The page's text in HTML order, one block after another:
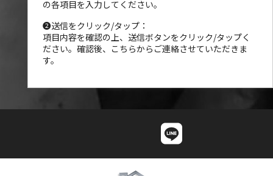
の各項目を入力してください。
❷送信をクリック/タップ：
項目内容を確認の上、送信ボタンをクリック/タップく
ださい。確認後、こちらからご連絡させていただきま
す。